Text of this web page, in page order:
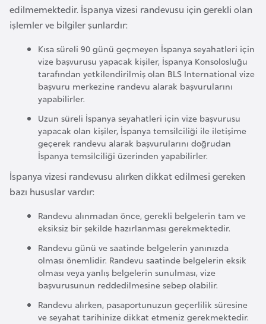
edilmemektedir. İspanya vizesi randevusu için gerekli olan
işlemler ve bilgiler şunlardır:
Kısa süreli 90 günü geçmeyen İspanya seyahatleri için
vize başvurusu yapacak kişiler, İspanya Konsolosluğu
tarafından yetkilendirilmiş olan BLS International vize
başvuru merkezine randevu alarak başvurularını
yapabilirler.
Uzun süreli İspanya seyahatleri için vize başvurusu
yapacak olan kişiler, İspanya temsilciliği ile iletişime
geçerek randevu alarak başvurularını doğrudan
İspanya temsilciliği üzerinden yapabilirler.
İspanya vizesi randevusu alırken dikkat edilmesi gereken
bazı hususlar vardır:
Randevu alınmadan önce, gerekli belgelerin tam ve
eksiksiz bir şekilde hazırlanması gerekmektedir.
Randevu günü ve saatinde belgelerin yanınızda
olması önemlidir. Randevu saatinde belgelerin eksik
olması veya yanlış belgelerin sunulması, vize
başvurusunun reddedilmesine sebep olabilir.
Randevu alırken, pasaportunuzun geçerlilik süresine
ve seyahat tarihinize dikkat etmeniz gerekmektedir.
m
h